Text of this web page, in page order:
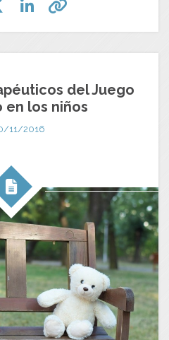
del Juego
en los niños
11/2016